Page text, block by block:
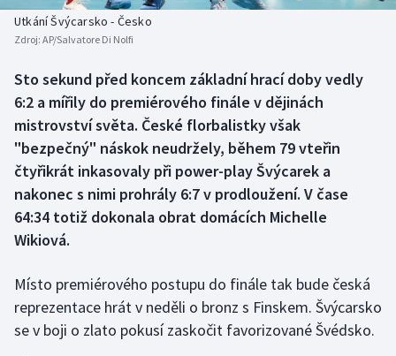
Boby a skeleton
Box
Curling
Dostihy
Florbal
Futsal
Golf
Gymnastika
AZ kvíz
Utkání Švýcarsko - Česko
Zdroj: AP/Salvatore Di Nolfi
Sto sekund před koncem základní hrací doby vedly
6:2 a mířily do premiérového finále v dějinách
mistrovství světa. České florbalistky však
"bezpečný" náskok neudržely, během 79 vteřin
čtyřikrát inkasovaly při power-play Švýcarek a
nakonec s nimi prohrály 6:7 v prodloužení. V čase
64:34 totiž dokonala obrat domácích Michelle
Wikiová.
Místo premiérového postupu do finále tak bude česká
reprezentace hrát v neděli o bronz s Finskem. Švýcarsko
se v boji o zlato pokusí zaskočit favorizované Švédsko.